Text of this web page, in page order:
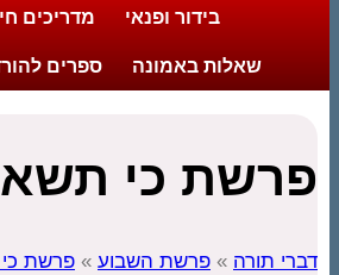
בידור ופנאי מדריכים
שאלות באמונה ספרים
פרשת כי תשא
דברי תורה » פרשת השבוע » פרשת